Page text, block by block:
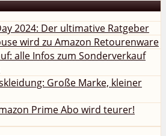
2024: Der ultimative Ratgeber
wird zu Amazon Retourenware
alle Infos zum Sonderverkauf
Große Marke, kleiner
Prime Abo wird teurer!